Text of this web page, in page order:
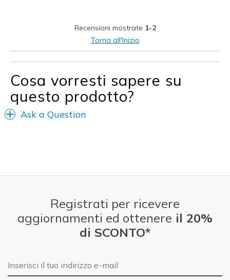
Feels true to size
I'm Into Shoes
Recensioni mostrate 1-2
Torna all'Inizio
Cosa vorresti sapere su
questo prodotto?
Ask a Question
Registrati per ricevere
aggiornamenti ed ottenere il 20%
di SCONTO*
E-mail